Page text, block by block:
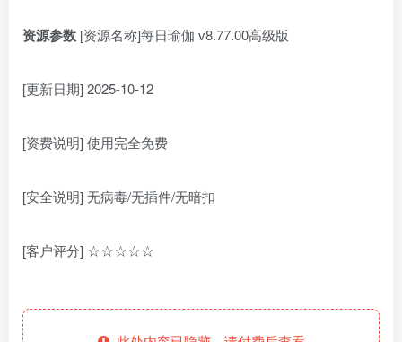
资源参数 [资源名称]每日瑜伽 v8.77.00高级版
[更新日期] 2025-10-12
[资费说明] 使用完全免费
[安全说明] 无病毒/无插件/无暗扣
[客户评分] ☆☆☆☆☆